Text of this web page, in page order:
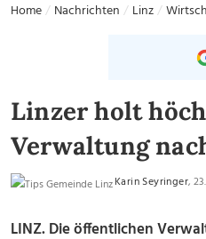
Home Nachrichten Linz
Linzer holt
Verwaltung
Karin Seyringer,
LINZ. Die öffentlichen